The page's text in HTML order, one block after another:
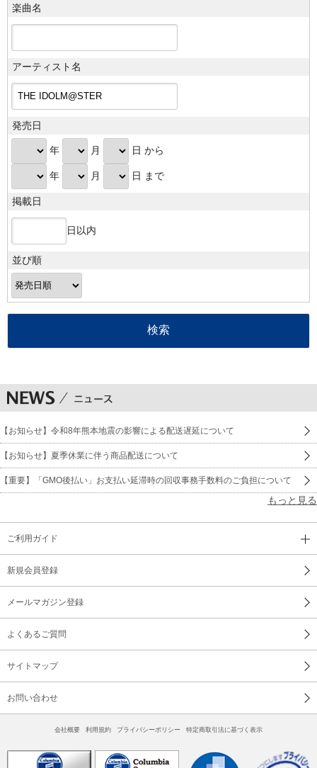
楽曲名
アーティスト名
発売日
年 月 日 から
年 月 日 まで
掲載日
日以内
並び順
【お知らせ】令和8年熊本地震の影響による配送遅延について
【お知らせ】夏季休業に伴う商品配送について
【重要】「GMO後払い」お支払い延滞時の回収事務手数料のご負担について
もっと見る
ご利用ガイド
新規会員登録
メールマガジン登録
よくあるご質問
サイトマップ
お問い合わせ
会社概要 利用規約 プライバシーポリシー 特定商取引法に基づく表示